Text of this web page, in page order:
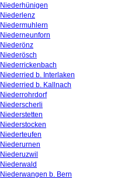
Niederhünigen
Niederlenz
Niedermuhlern
Niederneunforn
Niederönz
Niederösch
Niederrickenbach
Niederried b. Interlaken
Niederried b. Kallnach
Niederrohrdorf
Niederscherli
Niederstetten
Niederstocken
Niederteufen
Niederurnen
Niederuzwil
Niederwald
Niederwangen b. Bern